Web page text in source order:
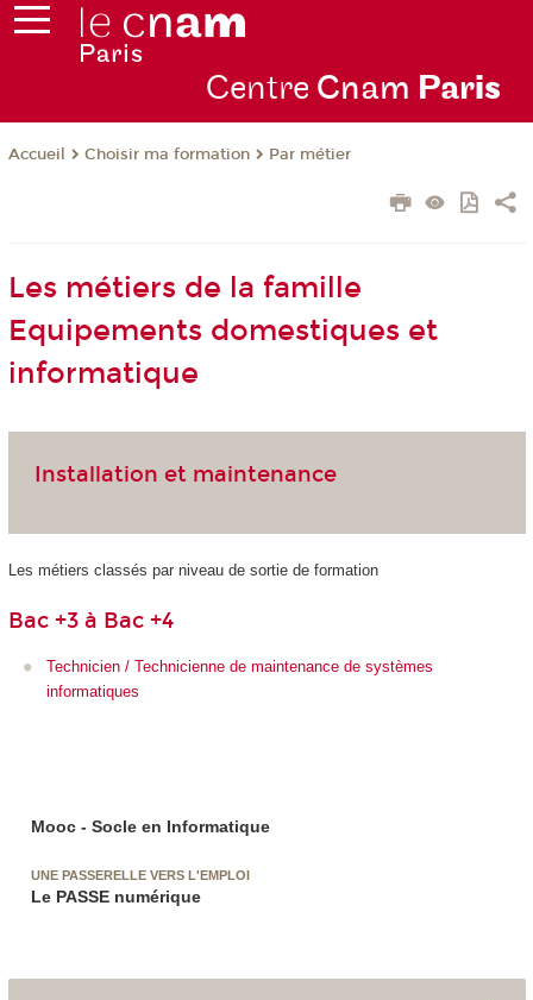
Centre Cnam Paris
Accueil Choisir ma formation Par métier
Les métiers de la famille
Equipements domestiques et
informatique
Installation et maintenance
Les métiers classés par niveau de sortie de formation
Bac +3 à Bac +4
Technicien / Technicienne de maintenance de systèmes
informatiques
Mooc - Socle en Informatique
UNE PASSERELLE VERS L'EMPLOI
Le PASSE numérique